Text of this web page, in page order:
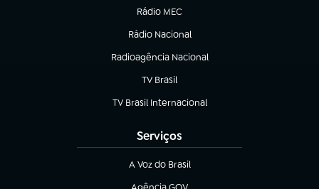
Rádio MEC
Rádio Nacional
(abre em nova aba)
Radioagência Nacional
(abre em nova aba)
TV Brasil
(abre em nova aba)
TV Brasil Internacional
(abre em nova aba)
Serviços
A Voz do Brasil
(abre em nova aba)